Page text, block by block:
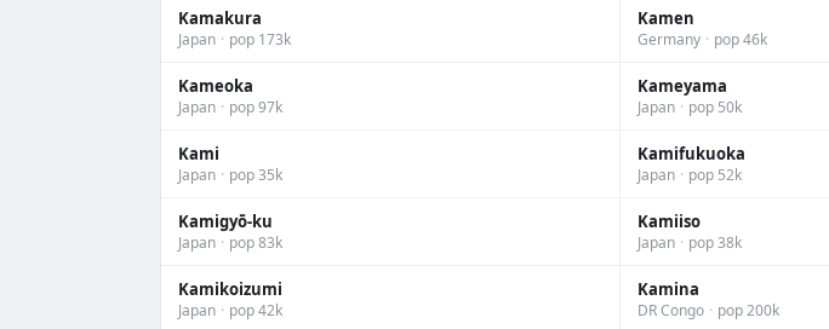
Kamakura
Japan · pop 173k
Kamen
Germany · pop 46k
Kameoka
Japan · pop 97k
Kameyama
Japan · pop 50k
Kami
Japan · pop 35k
Kamifukuoka
Japan · pop 52k
Kamigyō-ku
Japan · pop 83k
Kamiiso
Japan · pop 38k
Kamikoizumi
Japan · pop 42k
Kamina
DR Congo · pop 200k